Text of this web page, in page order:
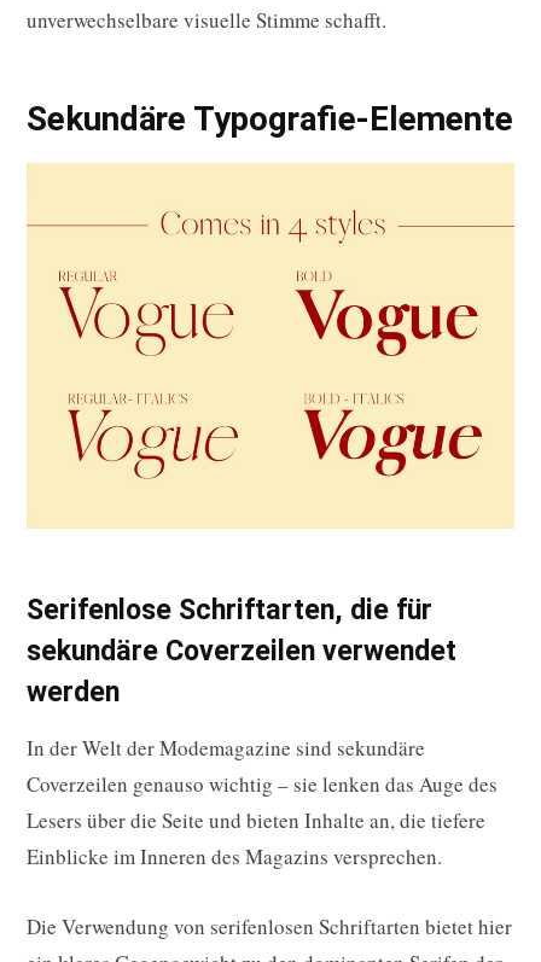
unverwechselbare visuelle Stimme schafft.
Sekundäre Typografie-Elemente
Serifenlose Schriftarten, die für
sekundäre Coverzeilen verwendet
werden
In der Welt der Modemagazine sind sekundäre
Coverzeilen genauso wichtig – sie lenken das Auge des
Lesers über die Seite und bieten Inhalte an, die tiefere
Einblicke im Inneren des Magazins versprechen.
Die Verwendung von serifenlosen Schriftarten bietet hier